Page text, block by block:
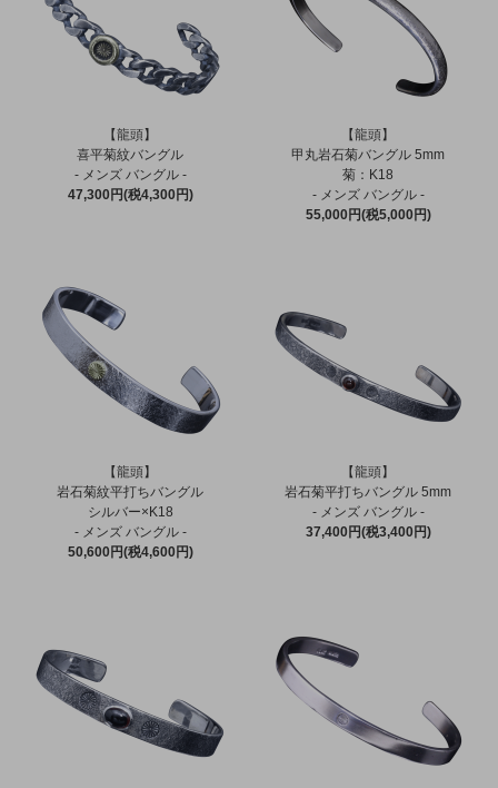
【龍頭】
喜平菊紋バングル
- メンズ バングル -
47,300円(税4,300円)
【龍頭】
甲丸岩石菊バングル 5mm
菊：K18
- メンズ バングル -
55,000円(税5,000円)
【龍頭】
岩石菊紋平打ちバングル
シルバー×K18
- メンズ バングル -
50,600円(税4,600円)
【龍頭】
岩石菊平打ちバングル 5mm
- メンズ バングル -
37,400円(税3,400円)